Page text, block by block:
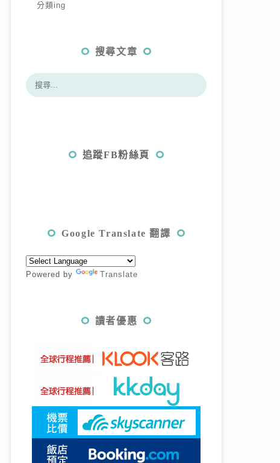
分類ing
搜尋文章
追蹤FB粉絲頁
Google Translate 翻譯
Powered by Translate
讀者優惠